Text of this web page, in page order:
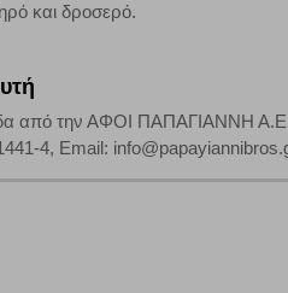
και δροσερό.
από την ΑΦΟΙ ΠΑΠΑΓΙΑΝΝΗ
4, Email: